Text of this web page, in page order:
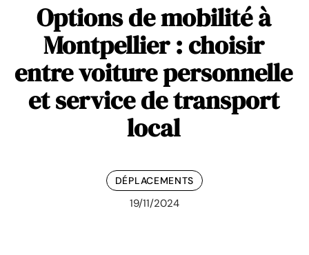
Options de mobilité à
Montpellier : choisir
entre voiture personnelle
et service de transport
local
DÉPLACEMENTS
19/11/2024